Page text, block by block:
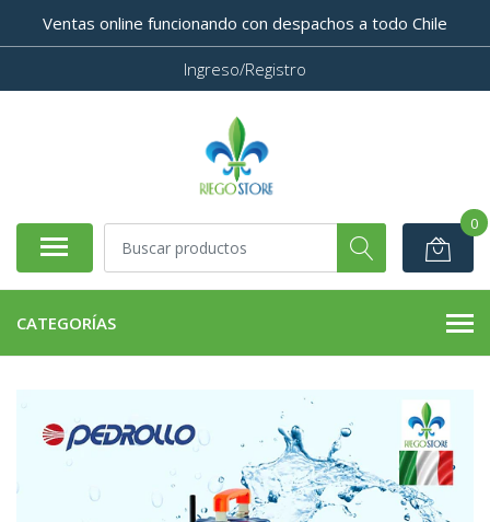
Ventas online funcionando con despachos a todo Chile
Ingreso/Registro
0
CATEGORÍAS